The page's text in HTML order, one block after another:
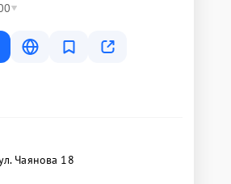
Чаянова 18